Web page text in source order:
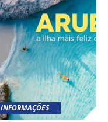
INFORMAÇÕES